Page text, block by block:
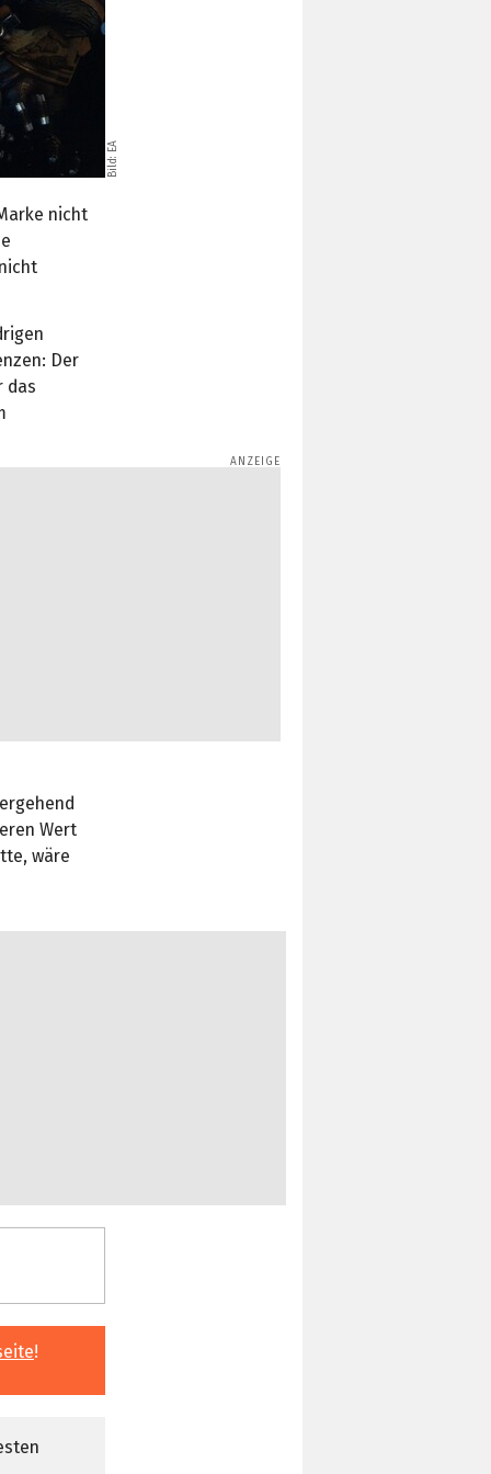
Bild: EA
nicht
Der
das
Wert
wäre
!